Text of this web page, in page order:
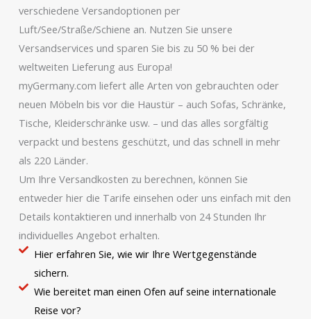
verschiedene Versandoptionen per
Luft/See/Straße/Schiene an. Nutzen Sie unsere
Versandservices und sparen Sie bis zu 50 % bei der
weltweiten Lieferung aus Europa!
myGermany.com liefert alle Arten von gebrauchten oder
neuen Möbeln bis vor die Haustür – auch Sofas, Schränke,
Tische, Kleiderschränke usw. – und das alles sorgfältig
verpackt und bestens geschützt, und das schnell in mehr
als 220 Länder.
Um Ihre Versandkosten zu berechnen, können Sie
entweder hier die Tarife einsehen oder uns einfach mit den
Details kontaktieren und innerhalb von 24 Stunden Ihr
individuelles Angebot erhalten.
Hier erfahren Sie, wie wir Ihre Wertgegenstände
sichern.
Wie bereitet man einen Ofen auf seine internationale
Reise vor?